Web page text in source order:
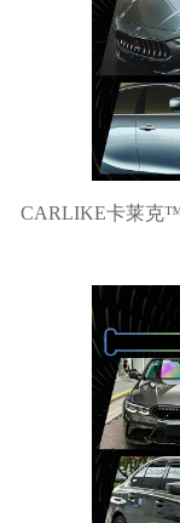
CARLIKE卡莱克